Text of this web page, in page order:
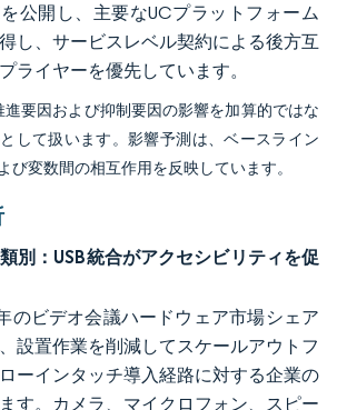
公開し、主要なUCプラットフォーム
し、サービスレベル契約による後方互
ライヤーを優先しています。
要因および抑制要因の影響を加算的ではな
して扱います。影響予測は、ベースライン
び変数間の相互作用を反映しています。
別：USB統合がアクセシビリティを促
のビデオ会議ハードウェア市場シェア
設置作業を削減してスケールアウトフ
ーインタッチ導入経路に対する企業の
す。カメラ、マイクロフォン、スピー